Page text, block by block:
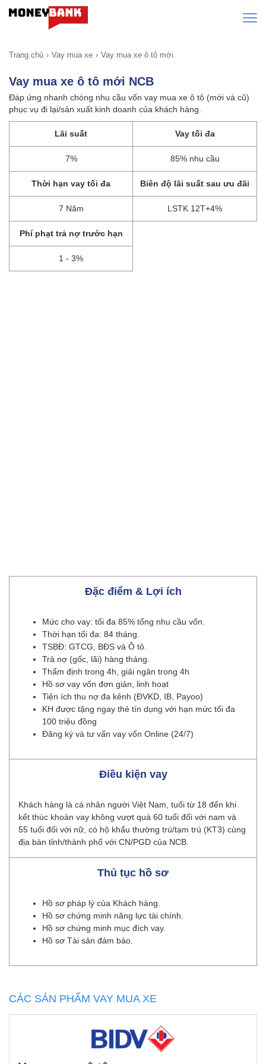
Trang chủ Vay mua xe Vay mua xe ô tô mới
Vay mua xe ô tô mới NCB
Đáp ứng nhanh chóng nhu cầu vốn vay mua xe ô tô (mới và cũ)
phục vụ đi lại/sản xuất kinh doanh của khách hàng.
Lãi suất
7%
Vay tối đa
85% nhu cầu
Thời hạn vay tối đa
7 Năm
Biên độ lãi suất sau ưu đãi
LSTK 12T+4%
Phí phạt trả nợ trước hạn
1 - 3%
Đặc điểm & Lợi ích
Mức cho vay: tối đa 85% tổng nhu cầu vốn.
Thời hạn tối đa: 84 tháng.
TSBĐ: GTCG, BĐS và Ô tô.
Trả nợ (gốc, lãi) hàng tháng.
Thẩm định trong 4h, giải ngân trong 4h
Hồ sơ vay vốn đơn giản, linh hoạt
Tiện ích thu nợ đa kênh (ĐVKD, IB, Payoo)
KH được tặng ngay thẻ tín dụng với hạn mức tối đa
100 triệu đồng
Đăng ký và tư vấn vay vốn Online (24/7)
Điều kiện vay
Khách hàng là cá nhân người Việt Nam, tuổi từ 18 đến khi
kết thúc khoản vay không vượt quá 60 tuổi đối với nam và
55 tuổi đối với nữ, có hộ khẩu thường trú/tạm trú (KT3) cùng
địa bàn tỉnh/thành phố với CN/PGD của NCB.
Thủ tục hồ sơ
Hồ sơ pháp lý của Khách hàng.
Hồ sơ chứng minh năng lực tài chính.
Hồ sơ chứng minh mục đích vay.
Hồ sơ Tài sản đảm bảo.
CÁC SẢN PHẨM VAY MUA XE